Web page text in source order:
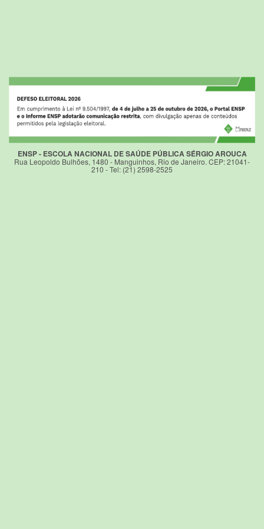
ENSP - ESCOLA NACIONAL DE SAÚDE PÚBLICA SÉRGIO AROUCA
Rua Leopoldo Bulhões, 1480 - Manguinhos, Rio de Janeiro. CEP: 21041-
210 - Tel: (21) 2598-2525